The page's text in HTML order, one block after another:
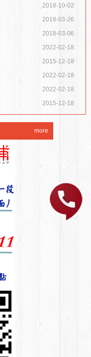
2018-10-02
2018-03-26
2018-03-06
2022-02-18
2015-12-18
2022-02-18
2022-02-18
2015-12-18
more